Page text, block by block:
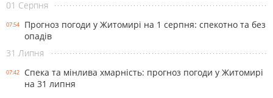
01 Серпня
07:54
Прогноз погоди у Житомирі на 1 серпня: спекотно та без
опадів
31 Липня
07:42
Спека та мінлива хмарність: прогноз погоди у Житомирі
на 31 липня